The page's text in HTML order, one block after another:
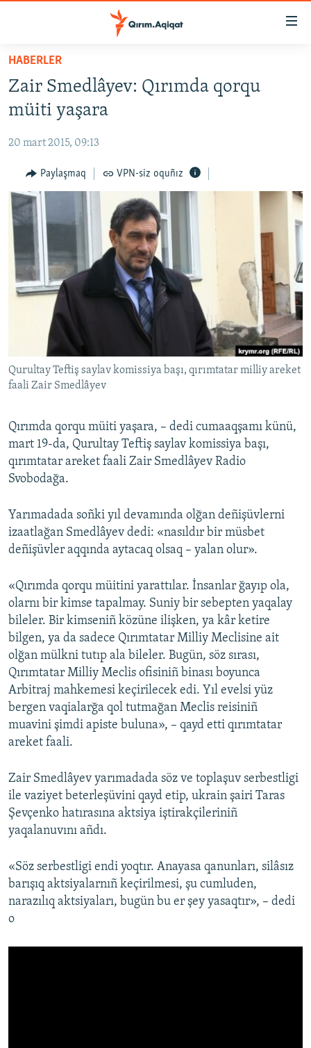
Esas
qaytmaq
Baş
navigatsiyağa
qaytmaq
qaytmaq
İQTİSADİYAT
CEMİYET
MEDENİYET
İNSAN AQLARI
VİDEO
SÜRET
BLOGLAR
FİKİR
Русский
Українською
RFE/RS bütün saytları
HABERLER
Zair Smedlâyev: Qırımda qorqu
müiti yaşara
20 mart 2015, 09:13
Paylaşmaq VPN-siz oquñız
Qurultay Teftiş saylav komissiya başı, qırımtatar milliy areket
faali Zair Smedlâyev
Qırımda qorqu müiti yaşara, – dedi cumaaqşamı künü,
mart 19-da, Qurultay Teftiş saylav komissiya başı,
qırımtatar areket faali Zair Smedlâyev Radio
Svobodağa.
Yarımadada soñki yıl devamında olğan deñişüvlerni
izaatlağan Smedlâyev dedi: «nasıldır bir müsbet
deñişüvler aqqında aytacaq olsaq – yalan olur».
«Qırımda qorqu müitini yarattılar. İnsanlar ğayıp ola,
olarnı bir kimse tapalmay. Suniy bir sebepten yaqalay
bileler. Bir kimseniñ közüne ilişken, ya kâr ketire
bilgen, ya da sadece Qırımtatar Milliy Meclisine ait
olğan mülkni tutıp ala bileler. Bugün, söz sırası,
Qırımtatar Milliy Meclis ofisiniñ binası boyunca
Arbitraj mahkemesi keçirilecek edi. Yıl evelsi yüz
bergen vaqialarğa qol tutmağan Meclis reisiniñ
muavini şimdi apiste buluna», – qayd etti qırımtatar
areket faali.
Zair Smedlâyev yarımadada söz ve toplaşuv serbestligi
ile vaziyet beterleşüvini qayd etip, ukrain şairi Taras
Şevçenko hatırasına aktsiya iştirakçileriniñ
yaqalanuvını añdı.
«Söz serbestligi endi yoqtır. Anayasa qanunları, silâsız
barışıq aktsiyalarnıñ keçirilmesi, şu cumluden,
narazılıq aktsiyaları, bugün bu er şey yasaqtır», – dedi
o